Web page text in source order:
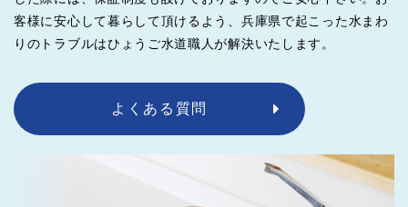
客様に安心して暮らして頂けるよう、兵庫県で起こった水まわ
りのトラブルはひょうご水道職人が解決いたします。
よくある質問